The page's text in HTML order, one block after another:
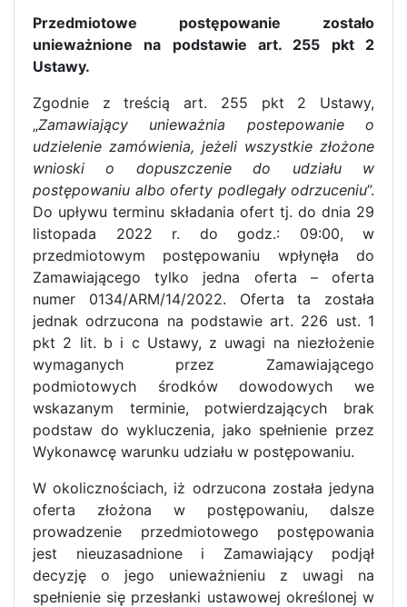
Przedmiotowe postępowanie zostało
unieważnione na podstawie art. 255 pkt 2
Ustawy.
Zgodnie z treścią art. 255 pkt 2 Ustawy,
„Zamawiający unieważnia postepowanie o
udzielenie zamówienia, jeżeli wszystkie złożone
wnioski o dopuszczenie do udziału w
postępowaniu albo oferty podlegały odrzuceniu”.
Do upływu terminu składania ofert tj. do dnia 29
listopada 2022 r. do godz.: 09:00, w
przedmiotowym postępowaniu wpłynęła do
Zamawiającego tylko jedna oferta – oferta
numer 0134/ARM/14/2022. Oferta ta została
jednak odrzucona na podstawie art. 226 ust. 1
pkt 2 lit. b i c Ustawy, z uwagi na niezłożenie
wymaganych przez Zamawiającego
podmiotowych środków dowodowych we
wskazanym terminie, potwierdzających brak
podstaw do wykluczenia, jako spełnienie przez
Wykonawcę warunku udziału w postępowaniu.
W okolicznościach, iż odrzucona została jedyna
oferta złożona w postępowaniu, dalsze
prowadzenie przedmiotowego postępowania
jest nieuzasadnione i Zamawiający podjął
decyzję o jego unieważnieniu z uwagi na
spełnienie się przesłanki ustawowej określonej w